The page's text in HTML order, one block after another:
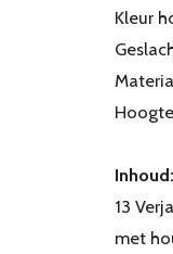
Kleur
Inhoud:
13
met